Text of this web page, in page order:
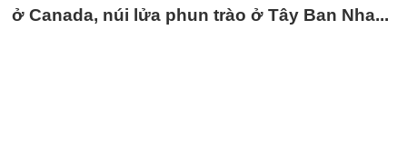
ở Canada, núi lửa phun trào ở Tây Ban Nha...